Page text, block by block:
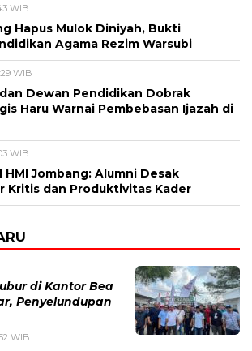
WIB
Hapus Mulok Diniyah, Bukti
Agama Rezim Warsubi
WIB
Dewan Pendidikan Dobrak
Haru Warnai Pembebasan Ijazah di
WIB
HMI Jombang: Alumni Desak
Kritis dan Produktivitas Kader
di Kantor Bea
Penyelundupan
WIB